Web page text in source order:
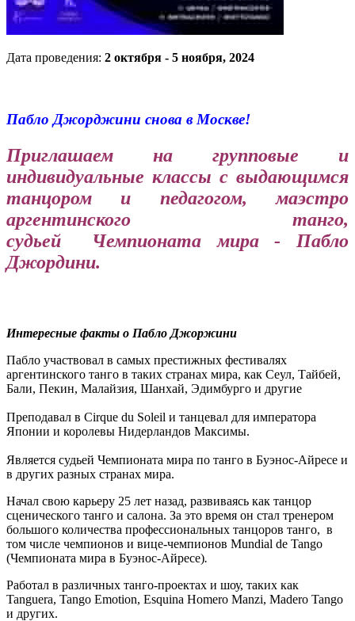
Дата проведения: 2 октября - 5 ноября, 2024
Пабло Джорджини снова в Москве!
Приглашаем на групповые и
индивидуальные классы с выдающимся
танцором и педагогом, маэстро
аргентинского танго,
судьей Чемпионата мира - Пабло
Джордини.
Интересные факты о Пабло Джоржини
Пабло участвовал в самых престижных фестивалях
аргентинского танго в таких странах мира, как Сеул, Тайбей,
Бали, Пекин, Малайзия, Шанхай, Эдимбурго и другие
Преподавал в Cirque du Soleil и танцевал для императора
Японии и королевы Нидерландов Максимы.
Является судьей Чемпионата мира по танго в Буэнос-Айресе и
в других разных странах мира.
Начал свою карьеру 25 лет назад, развиваясь как танцор
сценического танго и салона. За это время он стал тренером
большого количества профессиональных танцоров танго, в
том числе чемпионов и вице-чемпионов Mundial de Tango
(Чемпионата мира в Буэнос-Айресе).
Работал в различных танго-проектах и шоу, таких как
Tanguera, Tango Emotion, Esquina Homero Manzi, Madero Tango
и других.